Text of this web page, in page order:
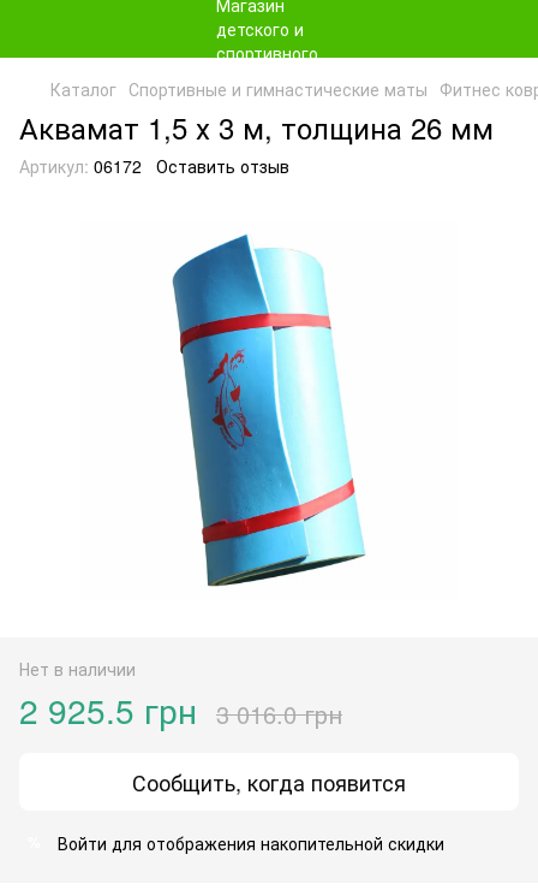
Каталог Спортивные и гимнастические маты Фитнес
Аквамат 1,5 х 3 м, толщина 26 мм
Артикул: 06172 Оставить отзыв
Нет в наличии
2 925.5 грн 3 016.0 грн
Сообщить, когда появится
Войти для отображения накопительной скидки